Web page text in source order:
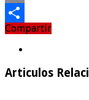
Email
Compartir
Compartir
Articulos